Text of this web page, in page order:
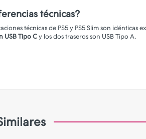
técnicas?
técnicas de PS5 y PS5 Slim son idénticas
USB Tipo Cy los dos traseros son USB Tipo A.